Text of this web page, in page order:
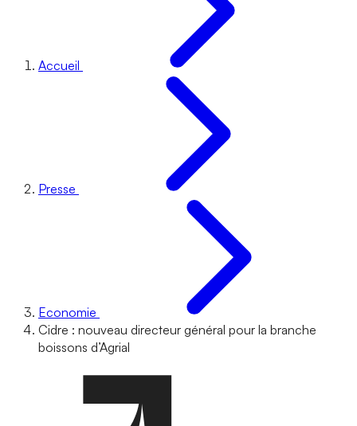
Accueil
Presse
Economie
Cidre : nouveau directeur général pour la branche
boissons d’Agrial